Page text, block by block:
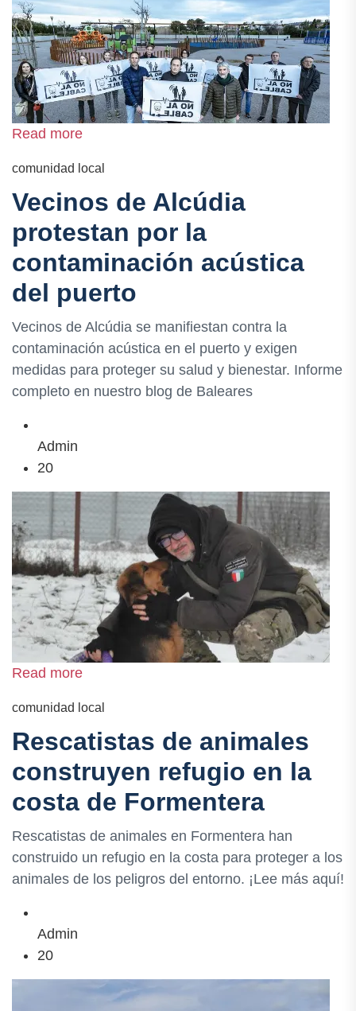
Read more
comunidad local
Vecinos de Alcúdia
protestan por la
contaminación acústica
del puerto
Vecinos de Alcúdia se manifiestan contra la
contaminación acústica en el puerto y exigen
medidas para proteger su salud y bienestar. Informe
completo en nuestro blog de Baleares
Admin
20
Read more
comunidad local
Rescatistas de animales
construyen refugio en la
costa de Formentera
Rescatistas de animales en Formentera han
construido un refugio en la costa para proteger a los
animales de los peligros del entorno. ¡Lee más aquí!
Admin
20